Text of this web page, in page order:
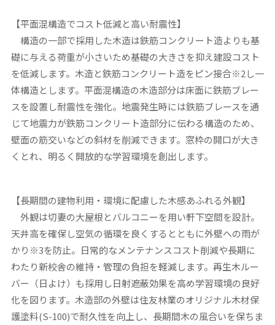
【平面混構造でコスト低減と高い耐震性】
構造の一部で採用した木造は鉄筋コンクリート造よりも基
礎に与える荷重が小さいため基礎の大きさを抑え建設コスト
を低減します。木造と鉄筋コンクリート造をピン接合※2し一
体構造とします。平面混構造の木造部分は床面に鉄筋ブレー
スを設置し耐震性を強化。地震発生時には鉄筋ブレースを通
じて地震力が鉄筋コンクリート造部分に伝わる構造のため、
壁面の筋交いなどの斜材を削減できます。窓枠の開口が大き
くとれ、明るく開放的な学習環境を創出します。
【長期間の建物利用・環境に配慮した木感あふれる外観】
外観は切妻の大屋根とバルコニーを用い軒下空間を設計。
天井高を確保し空気の循環を良くするとともに外壁への雨が
かり※3を防止。日常的なメンテナンスコスト削減や長期に
わたり新校舎の維持・管理の負担を軽減します。再生木ルー
バー（日よけ）も採用し日射遮蔽効果を高め学習環境の良好
化を図ります。木造部の外壁は住友林業のオリジナル木材保
護塗料(S-100)で耐久性を向上し、長期間木の風合いを保ちま